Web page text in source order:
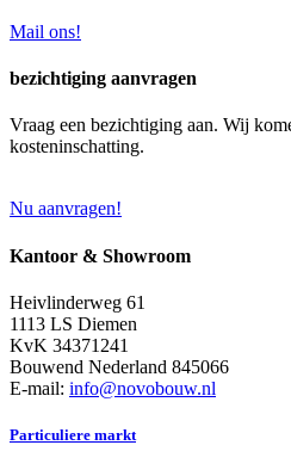
Mail ons!
bezichtiging aanvragen
Vraag een bezichtiging aan. Wij
kosteninschatting.
Nu aanvragen!
Kantoor & Showroom
Heivlinderweg 61
1113 LS Diemen
KvK 34371241
Bouwend Nederland 845066
E-mail: info@novobouw.nl
Particuliere markt